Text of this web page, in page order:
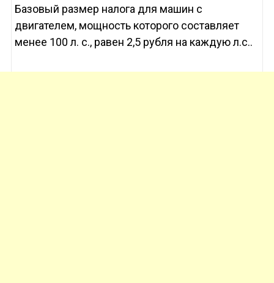
Базовый размер налога для машин с
двигателем, мощность которого составляет
менее 100 л. с., равен 2,5 рубля на каждую л.с..